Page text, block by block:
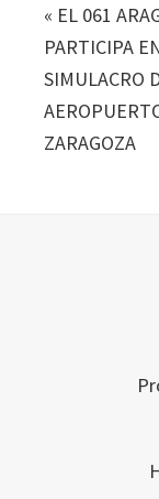
« EL 061
PARTICIPA
SIMULACRO
ZARAGOZA